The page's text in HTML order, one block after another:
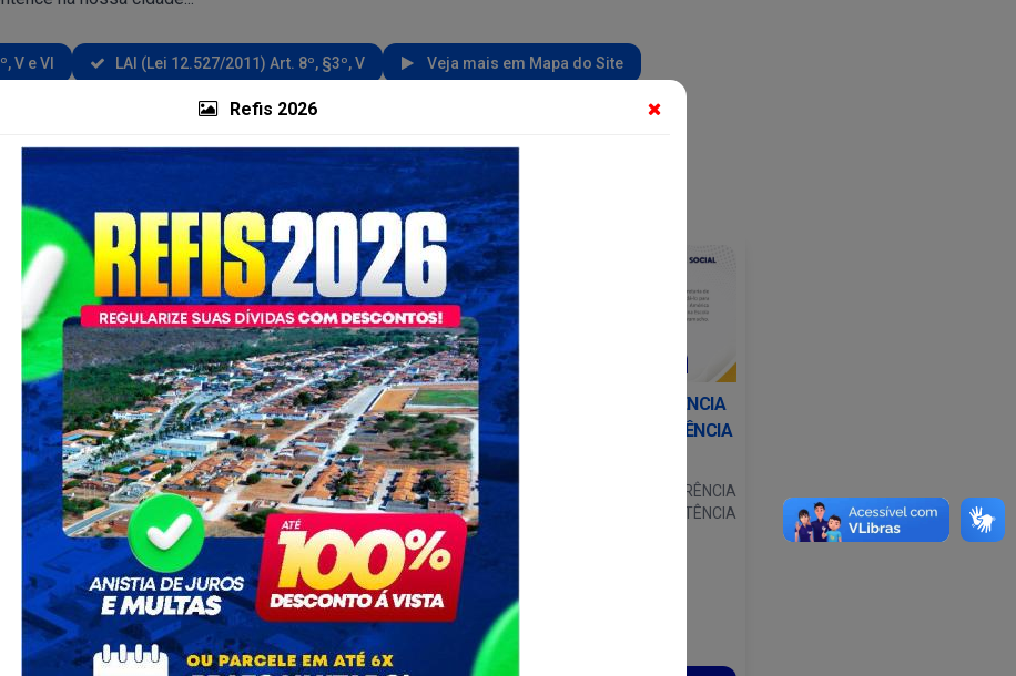
Refis 2026
V e VI LAI (Lei 12.527/2011) Art. 8º, §3º, V Veja mais em Mapa do Site
Desenvolvimento Social e...
O Programa Primeira
Infância no SUAS, realizou
nos dias 19...
Na oportunidade tiveram dias
especiais, foi feita a entrega de
materiais e brinquedos para os
mesmos, além de brincadeiras e
guloseimas.
Desenvolvimento Social e...
Reunião com a Comissão
Intersetorial do Selo UNICEF,
para a...
Foram discutidos pontos
relevantes acerca de ações
previstas, como a reativação do
Núcleo de Cidadania de
Adolescente (NUCA) além do
papel de mobilizadores, definição
e apresentação do Conselho
Municipal dos[...]
Desenvolvimento Social e...
VEM AÍ, A 9º CONFERÊNCIA
MUNICIPAL DE ASSISTÊNCIA
VEM AÍ, A 9º CONFERÊNCIA
MUNICIPAL DE ASSISTÊNCIA